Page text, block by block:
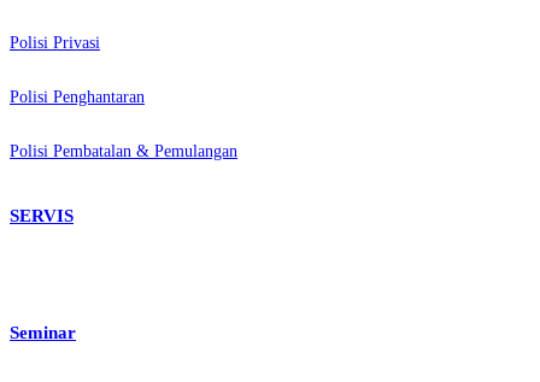
Polisi Privasi
Polisi Penghantaran
Polisi Pembatalan & Pemulangan
SERVIS
Seminar